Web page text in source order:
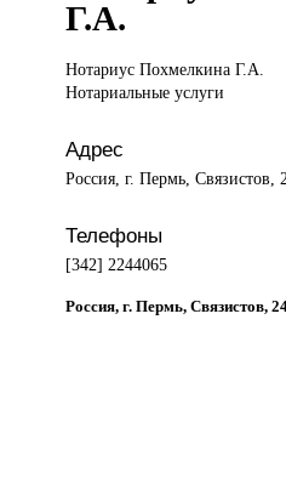
Г.А.
Нотариус ПохмелкинаГ.А.
Нотариальные услуги
Адрес
Россия, г. Пермь, Связистов,
Телефоны
[342] 2244065
Россия, г. Пермь, Связистов,